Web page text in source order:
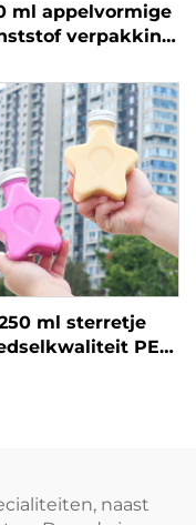
ml appelvormige
verpakking
materiaal, kan
sap en dranken
creatief
ontwerp,
kindvriendelijk
ml sterretje
PET
naast